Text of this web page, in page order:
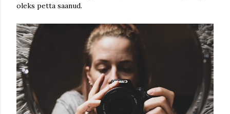
oleks petta saanud.